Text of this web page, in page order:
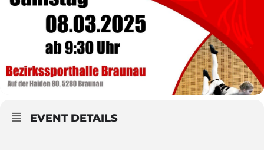
EVENT DETAILS